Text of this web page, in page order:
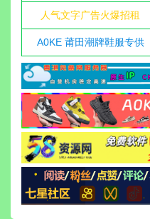
人气文字广告火爆招租
A0KE 莆田潮牌鞋服专供